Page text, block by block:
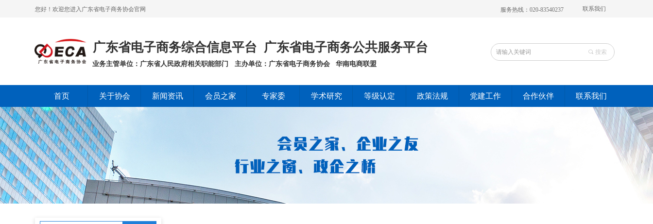
您好！欢迎您进入广东省电子商务协会官网 服务热线：020-83540237 联系我们
끠 搜索
广东省电子商务综合信息平台 广东省电子商务公共服务平台
业务主管单位：广东省人民政府相关职能部门 主办单位：广东省电子商务协会 华南电商联盟
首页 关于协会 新闻资讯 会员之家 专家委 学术研究 等级认定 政策法规 党建工作 合作伙伴 联系我们